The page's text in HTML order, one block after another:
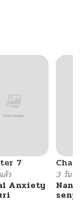
7
ล้ว
Anxiety
3 วันที่